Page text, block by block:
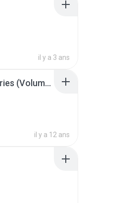
il y a 3 ans
Junior Miss Pageant 1999 Series (Volume I Part I NC 6).7z
il y a 12 ans